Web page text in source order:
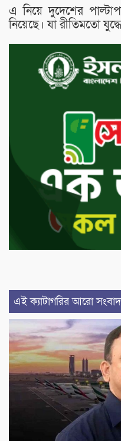
এ নিয়ে দুদেশের
নিয়েছে। যা রীতিমতো
এই ক্যাটাগরির আরো সংবাদ